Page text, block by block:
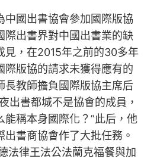
中國出書協會參加國際版協
際出書界對中國出書業的缺
見，在2015年之前的30多年
際版協的請求未獲得應有的
長教師擔負國際版協主席后
出書都城不是協會的成員，
能稱本身國際化？”此后，他
書商協會作了大批任務。
法律王法公法蘭克福餐與加